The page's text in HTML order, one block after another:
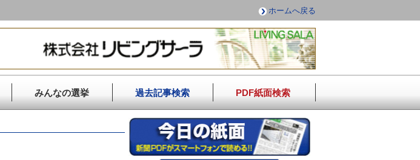
ホームへ戻る
みんなの選挙 過去記事検索 PDF紙面検索